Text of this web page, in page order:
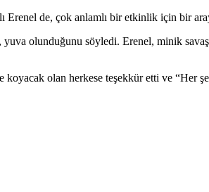
de, çok anlamlı bir etkinlik için bir
olunduğunu söyledi. Erenel, minik
olan herkese teşekkür etti ve “Her